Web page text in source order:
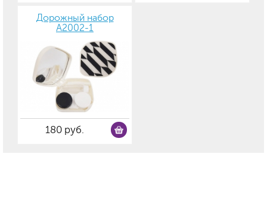
Дорожный набор
А2002-1
180 руб.